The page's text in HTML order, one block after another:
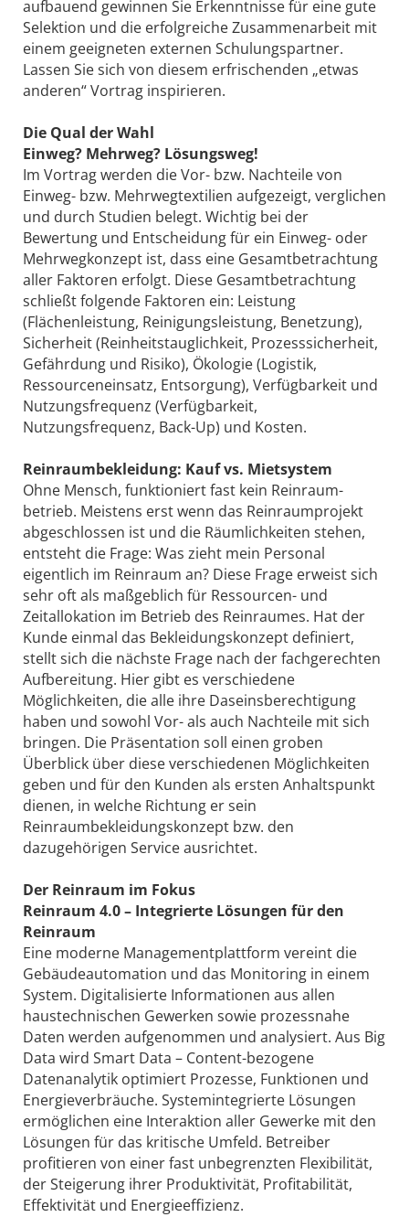
aufbauend gewinnen Sie Erkenntnisse für eine gute
Selektion und die erfolgreiche Zusammenarbeit mit
einem geeigneten externen Schulungspartner.
Lassen Sie sich von diesem erfrischenden „etwas
anderen“ Vortrag inspirieren.
Die Qual der Wahl
Einweg? Mehrweg? Lösungsweg!
Im Vortrag werden die Vor- bzw. Nachteile von
Einweg- bzw. Mehrwegtextilien aufgezeigt, verglichen
und durch Studien belegt. Wichtig bei der
Bewertung und Entscheidung für ein Einweg- oder
Mehrwegkonzept ist, dass eine Gesamtbetrachtung
aller Faktoren erfolgt. Diese Gesamtbetrachtung
schließt folgende Faktoren ein: Leistung
(Flächenleistung, Reinigungsleistung, Benetzung),
Sicherheit (Reinheitstauglichkeit, Prozesssicherheit,
Gefährdung und Risiko), Ökologie (Logistik,
Ressourceneinsatz, Entsorgung), Verfügbarkeit und
Nutzungsfrequenz (Verfügbarkeit,
Nutzungsfrequenz, Back-Up) und Kosten.
Reinraumbekleidung: Kauf vs. Mietsystem
Ohne Mensch, funktioniert fast kein Reinraum­
betrieb. Meistens erst wenn das Reinraumprojekt
abgeschlossen ist und die Räumlichkeiten stehen,
entsteht die Frage: Was zieht mein Personal
eigentlich im Reinraum an? Diese Frage erweist sich
sehr oft als maßgeblich für Ressourcen- und
Zeitallokation im Betrieb des Reinraumes. Hat der
Kunde einmal das Bekleidungskonzept definiert,
stellt sich die nächste Frage nach der fachgerechten
Aufbereitung. Hier gibt es verschiedene
Möglichkeiten, die alle ihre Daseinsberechtigung
haben und sowohl Vor- als auch Nachteile mit sich
bringen. Die Präsentation soll einen groben
Überblick über diese verschiedenen Möglichkeiten
geben und für den Kunden als ersten Anhaltspunkt
dienen, in welche Richtung er sein
Reinraumbekleidungskonzept bzw. den
dazugehörigen Service ausrichtet.
Der Reinraum im Fokus
Reinraum 4.0 – Integrierte Lösungen für den
Reinraum
Eine moderne Managementplattform vereint die
Gebäudeautomation und das Monitoring in einem
System. Digitalisierte Informationen aus allen
haustechnischen Gewerken sowie prozessnahe
Daten werden aufgenommen und analysiert. Aus Big
Data wird Smart Data – Content-bezogene
Datenanalytik optimiert Prozesse, Funktionen und
Energieverbräuche. Systemintegrierte Lösungen
ermöglichen eine Interaktion aller Gewerke mit den
Lösungen für das kritische Umfeld. Betreiber
profitieren von einer fast unbegrenzten Flexibilität,
der Steigerung ihrer Produktivität, Profitabilität,
Effektivität und Energieeffizienz.